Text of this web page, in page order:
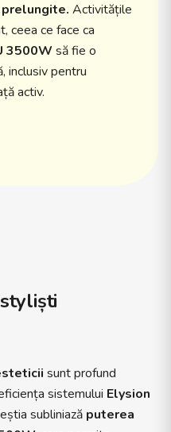
Activitățile
ceea ce face ca
3500W să fie o
inclusiv pentru
activ.
sunt profund
sistemului Elysion
subliniază puterea